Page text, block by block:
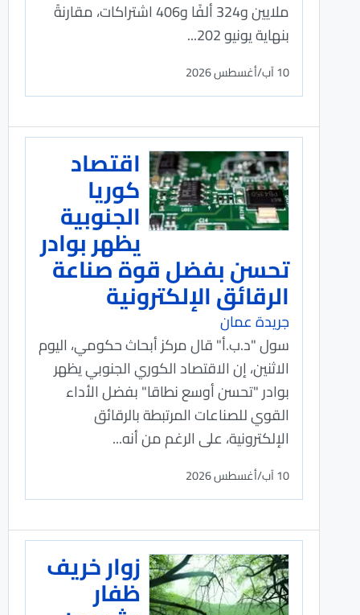
ملايين و324 ألفًا و406 اشتراكات، مقارنةً
بنهاية يونيو 202...
10 آب/أغسطس 2026
اقتصاد
كوريا
الجنوبية
يظهر بوادر
تحسن بفضل قوة صناعة
الرقائق الإلكترونية
جريدة عمان
سول "د.ب.أ" قال مركز أبحاث حكومي، اليوم
الاثنين، إن الاقتصاد الكوري الجنوبي يظهر
بوادر "تحسن أوسع نطاقا" بفضل الأداء
القوي للصناعات المرتبطة بالرقائق
الإلكترونية، على الرغم من أنه...
10 آب/أغسطس 2026
زوار خريف
ظفار